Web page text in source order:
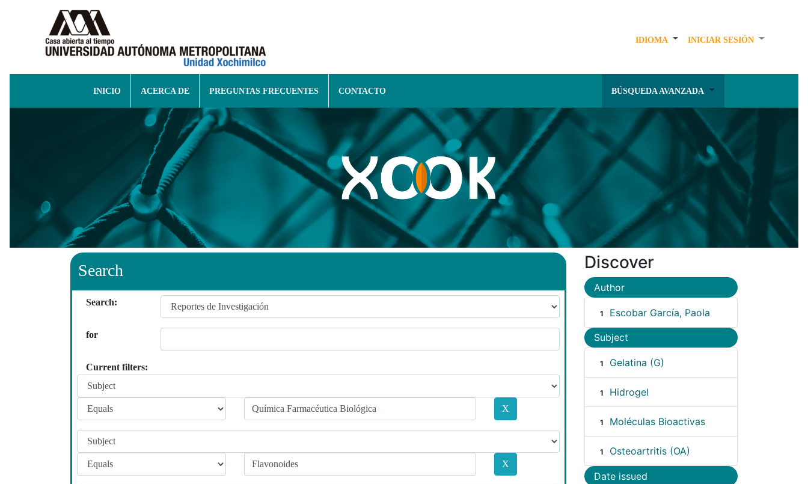
IDIOMA INICIAR SESIÓN
INICIO ACERCA DE PREGUNTAS FRECUENTES CONTACTO BÚSQUEDA AVANZADA
Search
Search:
for
Current filters:
Discover
Author
1 Escobar García, Paola
Subject
1 Gelatina (G)
1 Hidrogel
1 Moléculas Bioactivas
1 Osteoartritis (OA)
Date issued